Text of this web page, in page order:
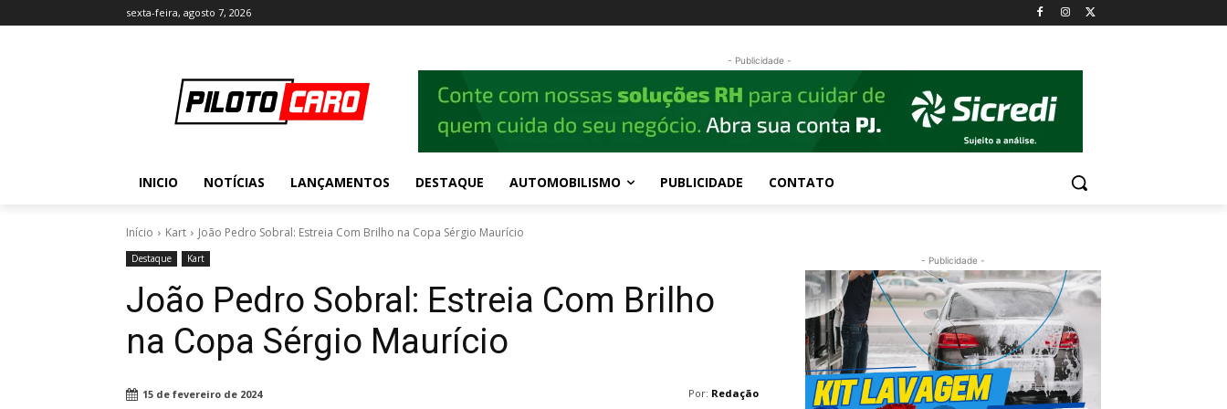
sexta-feira, agosto 7, 2026
- Publicidade -
INICIO NOTÍCIAS LANÇAMENTOS DESTAQUE AUTOMOBILISMO PUBLICIDADE CONTATO
Início Kart João Pedro Sobral: Estreia Com Brilho na Copa Sérgio Maurício
Destaque Kart
João Pedro Sobral: Estreia Com Brilho
na Copa Sérgio Maurício
Por: Redação
15 de fevereiro de 2024
- Publicidade -